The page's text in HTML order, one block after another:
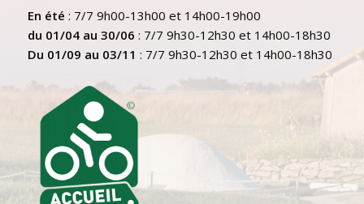
En été : 7/7 9h00-13h00 et 14h00-19h00
du 01/04 au 30/06 : 7/7 9h30-12h30 et 14h00-18h30
Du 01/09 au 03/11 : 7/7 9h30-12h30 et 14h00-18h30